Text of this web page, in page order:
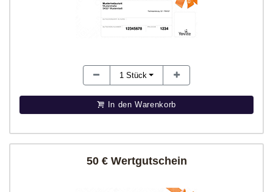
1 Stück
In den Warenkorb
50 € Wertgutschein